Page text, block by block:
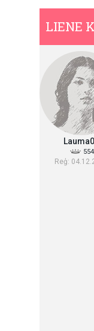
LIENE
554
Reģ: